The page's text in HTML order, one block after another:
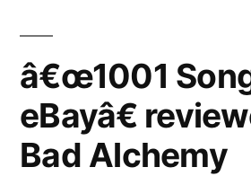
De:Bug
â€œ1001
eBayâ€
Bad Alchemy